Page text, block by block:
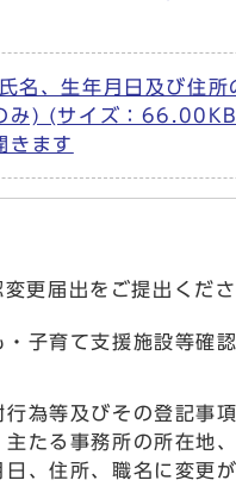
名、生年月日及び住所
み) (サイズ：
きます
更届出をご提出くださ
・子育て支援施設等確
行為等及びその登記事
主たる事務所の所在地
日、住所、職名に変更